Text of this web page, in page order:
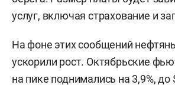
услуг, включая страхование и
На фоне этих сообщений
ускорили рост. Октябрьские
на пике поднимались на 3,9%, до